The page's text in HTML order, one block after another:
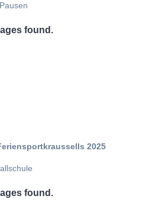
Pausen
found.
2025
found.